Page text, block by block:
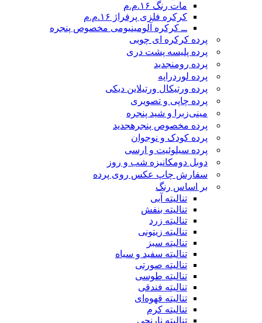
مات رنگ ۱۶.م.م
کرکره فلزی پرفراژ ۱۶.م.م
ــ کرکره آلومینیومی مخصوص پنجره
پرده کرکره ای چوبی
پرده پلیسه پشت دری
پرده رومنجدید
پرده لوردراپه
پرده ورتیکال ورتیلاین دیکی
پرده چاپی و تصویری
مینی‌زبرا و شید پنجره
پرده مخصوص پنجرهجدید
پرده کودک و نوجوان
پرده سیلوئیت و ارسی
دوبل دومکانیزه شب و روز
سفارش چاپ عکس روی پرده
بر اساس رنگ
تنالیته آبی
تنالیته بنفش
تنالیته زرد
تنالیته زیتونی
تنالیته سبز
تنالیته سفید و سیاه
تنالیته صورتی
تنالیته طوسی
تنالیته فندقی
تنالیته قهوه‌ای
تنالیته کرم
تنالیته نارنجی